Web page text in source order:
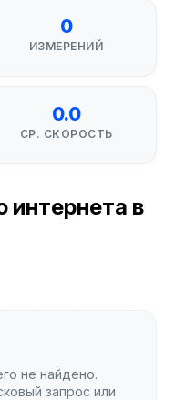
0
ИЗМЕРЕНИЙ
0.0
СР. СКОРОСТЬ
интернета в
не найдено.
запрос или